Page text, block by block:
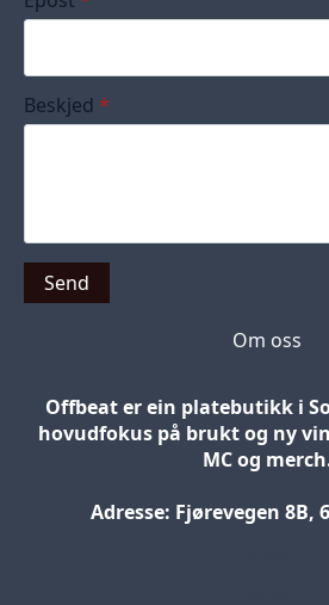
Beskjed *
Send
Om oss
Offbeat er ein platebutikk i
hovudfokus på brukt og ny
MC og
Adresse: Fjørevegen 8B,